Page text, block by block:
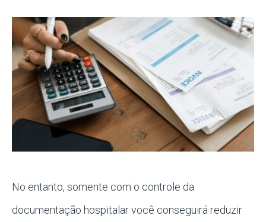
No entanto, somente com o controle da
documentação hospitalar você conseguirá reduzir